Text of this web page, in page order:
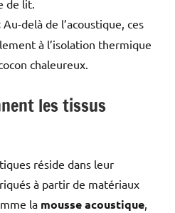
de lit.
Au-delà de l’acoustique, ces
à l’isolation thermique
chaleureux.
les tissus
réside dans leur
à partir de matériaux
la mousse acoustique